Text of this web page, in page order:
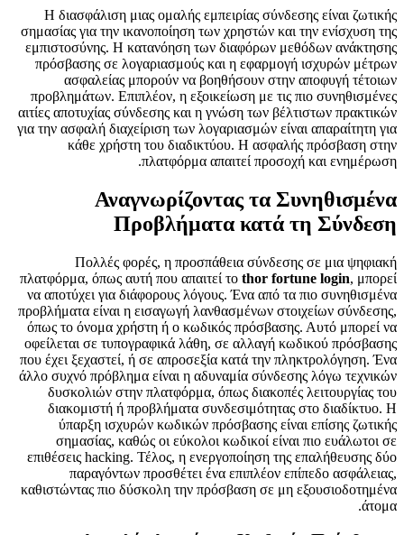
Η διασφάλιση μιας ομαλής εμπειρίας σύνδεσης είναι ζωτικής
σημασίας για την ικανοποίηση των χρηστών και την ενίσχυση της
εμπιστοσύνης. Η κατανόηση των διαφόρων μεθόδων ανάκτησης
πρόσβασης σε λογαριασμούς και η εφαρμογή ισχυρών μέτρων
ασφαλείας μπορούν να βοηθήσουν στην αποφυγή τέτοιων
προβλημάτων. Επιπλέον, η εξοικείωση με τις πιο συνηθισμένες
αιτίες αποτυχίας σύνδεσης και η γνώση των βέλτιστων πρακτικών
για την ασφαλή διαχείριση των λογαριασμών είναι απαραίτητη για
κάθε χρήστη του διαδικτύου. Η ασφαλής πρόσβαση στην
πλατφόρμα απαιτεί προσοχή και ενημέρωση.
Αναγνωρίζοντας τα Συνηθισμένα
Προβλήματα κατά τη Σύνδεση
Πολλές φορές, η προσπάθεια σύνδεσης σε μια ψηφιακή
πλατφόρμα, όπως αυτή που απαιτεί το thor fortune login, μπορεί
να αποτύχει για διάφορους λόγους. Ένα από τα πιο συνηθισμένα
προβλήματα είναι η εισαγωγή λανθασμένων στοιχείων σύνδεσης,
όπως το όνομα χρήστη ή ο κωδικός πρόσβασης. Αυτό μπορεί να
οφείλεται σε τυπογραφικά λάθη, σε αλλαγή κωδικού πρόσβασης
που έχει ξεχαστεί, ή σε απροσεξία κατά την πληκτρολόγηση. Ένα
άλλο συχνό πρόβλημα είναι η αδυναμία σύνδεσης λόγω τεχνικών
δυσκολιών στην πλατφόρμα, όπως διακοπές λειτουργίας του
διακομιστή ή προβλήματα συνδεσιμότητας στο διαδίκτυο. Η
ύπαρξη ισχυρών κωδικών πρόσβασης είναι επίσης ζωτικής
σημασίας, καθώς οι εύκολοι κωδικοί είναι πιο ευάλωτοι σε
επιθέσεις hacking. Τέλος, η ενεργοποίηση της επαλήθευσης δύο
παραγόντων προσθέτει ένα επιπλέον επίπεδο ασφάλειας,
καθιστώντας πιο δύσκολη την πρόσβαση σε μη εξουσιοδοτημένα
άτομα.